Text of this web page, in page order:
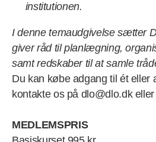
institutionen.
I denne temaudgivelse sætter
giver råd til planlægning,
samt redskaber til at samle
Du kan købe adgang til ét eller
kontakte os på dlo@dlo.dk
MEDLEMSPRIS